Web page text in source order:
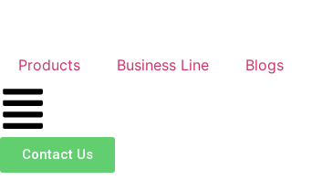
Products Business Line Blogs
Contact Us